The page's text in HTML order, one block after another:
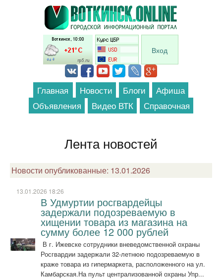
Перейти к основному содержанию
Вход
Главная Новости Блоги
Афиша
Объявления
Видео ВТК Справочная
Лента новостей
Новости опубликованные: 13.01.2026
13.01.2026 18:26
В Удмуртии росгвардейцы
задержали подозреваемую в
хищении товара из магазина на
сумму более 12 000 рублей
В г. Ижевске сотрудники вневедомственной охраны
Росгвардии задержали 32-летнюю подозреваемую в
краже товара из гипермаркета, расположенного на ул.
Камбарская.На пульт централизованной охраны Упр...